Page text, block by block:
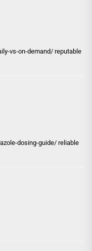
vs-on-demand/ reputable
dosing-guide/ reliable